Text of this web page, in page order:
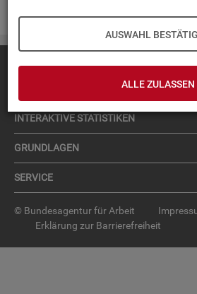
AUSWAHL
ALLE ZULASSEN
IN­TER­AK­TI­VE STA­TIS­TI­KEN
GRUND­LA­GEN
SER­VICE
© Bundesagentur für Arbeit
Erklärung zur Barrierefreiheit